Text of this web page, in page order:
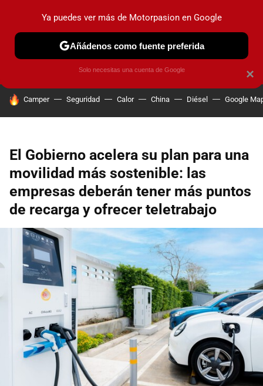
PRUEBAS COCHES ELÉCTRICOS OBSERVATORIO
HOY SE HABLA DE
Camper Seguridad Calor China Diésel Google
El Gobierno acelera su plan para una
movilidad más sostenible: las
empresas deberán tener más puntos
de recarga y ofrecer teletrabajo
×
Ya puedes ver más de Motorpasion en Google
Añádenos como fuente preferida
Solo necesitas una cuenta de Google